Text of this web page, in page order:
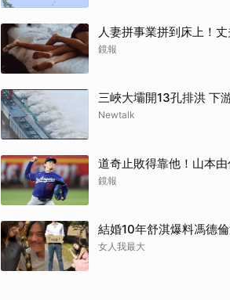
人妻拼事業拼到床上！
鏡報
三峽大壩開13孔排洪 下
Newtalk
道奇止敗得靠他！山本
鏡報
結婚10年舒淇爆料馮德
女人我最大